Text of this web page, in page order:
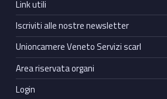
Link utili
Iscriviti alle nostre newsletter
Unioncamere Veneto Servizi scarl
Area riservata organi
Login